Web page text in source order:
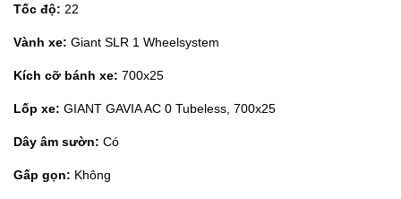
Tốc độ: 22
Vành xe: Giant SLR 1 Wheelsystem
Kích cỡ bánh xe: 700x25
Lốp xe: GIANT GAVIA AC 0 Tubeless, 700x25
Dây âm sườn: Có
Gấp gọn: Không